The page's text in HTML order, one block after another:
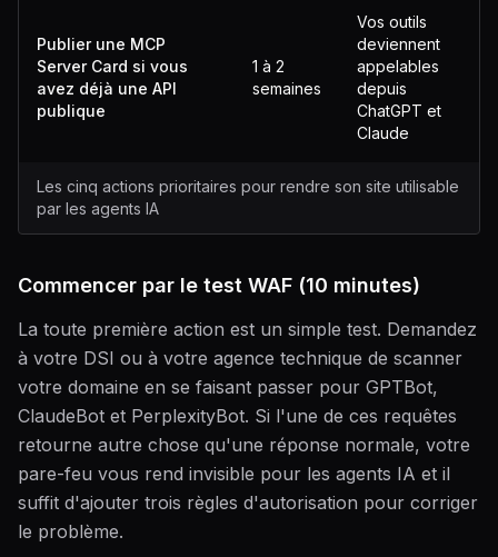
Les cinq actions prioritaires pour rendre son site utilisable
par les agents IA
Publier une MCP
Server Card si vous
avez déjà une API
publique
1 à 2
semaines
Vos outils
deviennent
appelables
depuis
ChatGPT et
Claude
Commencer par le test WAF (10 minutes)
La toute première action est un simple test. Demandez
à votre DSI ou à votre agence technique de scanner
votre domaine en se faisant passer pour GPTBot,
ClaudeBot et PerplexityBot. Si l'une de ces requêtes
retourne autre chose qu'une réponse normale, votre
pare-feu vous rend invisible pour les agents IA et il
suffit d'ajouter trois règles d'autorisation pour corriger
le problème.